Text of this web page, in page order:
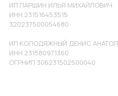
ИП ПАРШИН ИЛЬЯ МИХАЙЛОВИЧ
ИНН 231516453515
320237500054680
ИП КОЛОДЯЖНЫЙ ДЕНИС
ИНН 231580971360
ОГРНИП 306231502500040